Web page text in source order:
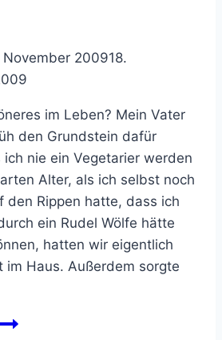
November 200918.
im Leben? Mein Vater
den Grundstein dafür
ich nie ein Vegetarier werden
Alter, als ich selbst noch
den Rippen hatte, dass ich
ein Rudel Wölfe hätte
hatten wir eigentlich
im Haus. Außerdem sorgte